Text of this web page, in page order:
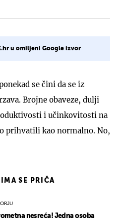
u omiljeni Google izvor
se čini da se iz
Brojne obaveze, dulji
i učinkovitosti na
prihvatili kao normalno. No,
SE PRIČA
nesreća! Jedna osoba